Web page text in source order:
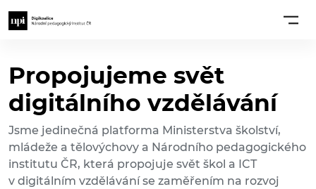
Propojujeme svět
digitálního vzdělávání
Jsme jedinečná platforma Ministerstva školství,
mládeže a tělovýchovy a Národního pedagogického
institutu ČR, která propojuje svět škol a ICT
v digitálním vzdělávání se zaměřením na rozvoj